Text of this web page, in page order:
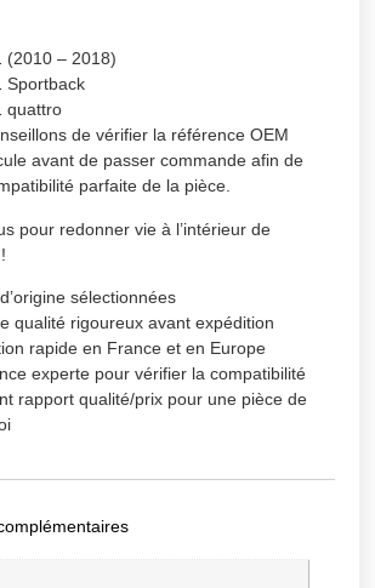
(2010 – 2018)
Sportback
quattro
de vérifier la référence OEM
avant de passer commande afin de
parfaite de la pièce.
pour redonner vie à l’intérieur de
sélectionnées
qualité rigoureux avant expédition
rapide en France et en Europe
experte pour vérifier la compatibilité
rapport qualité/prix pour une pièce de